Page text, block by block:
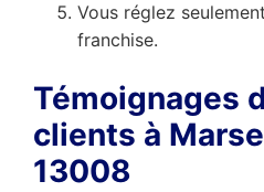
Vous réglez
franchise.
Témoignages
clients à
13008